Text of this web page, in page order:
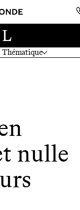
Thématique
nulle